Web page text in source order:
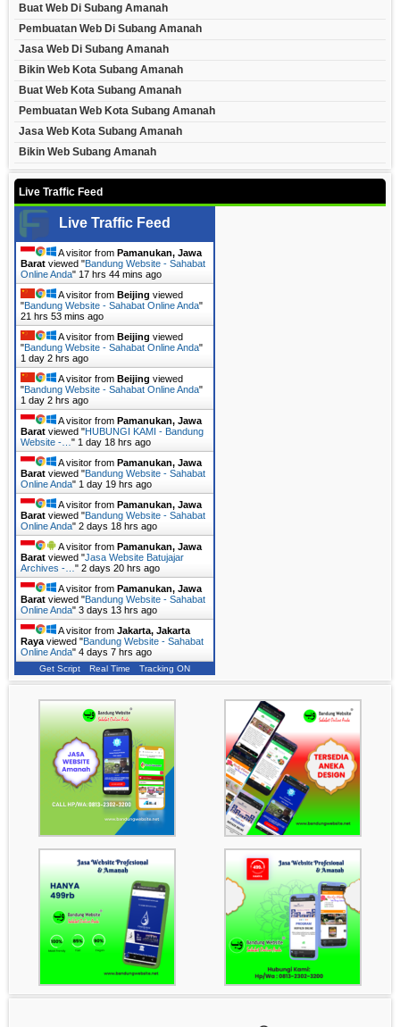
Buat Web Di Subang Amanah
Pembuatan Web Di Subang Amanah
Jasa Web Di Subang Amanah
Bikin Web Kota Subang Amanah
Buat Web Kota Subang Amanah
Pembuatan Web Kota Subang Amanah
Jasa Web Kota Subang Amanah
Bikin Web Subang Amanah
Live Traffic Feed
Live Traffic Feed
A visitor from Pamanukan, Jawa
Barat viewed "Bandung Website - Sahabat
Online Anda" 17 hrs 44 mins ago
A visitor from Beijing viewed
"Bandung Website - Sahabat Online Anda"
21 hrs 53 mins ago
A visitor from Beijing viewed
"Bandung Website - Sahabat Online Anda"
1 day 2 hrs ago
A visitor from Beijing viewed
"Bandung Website - Sahabat Online Anda"
1 day 2 hrs ago
A visitor from Pamanukan, Jawa
Barat viewed "HUBUNGI KAMI - Bandung
Website -… " 1 day 18 hrs ago
A visitor from Pamanukan, Jawa
Barat viewed "Bandung Website - Sahabat
Online Anda" 1 day 19 hrs ago
A visitor from Pamanukan, Jawa
Barat viewed "Bandung Website - Sahabat
Online Anda" 2 days 18 hrs ago
A visitor from Pamanukan, Jawa
Barat viewed "Jasa Website Batujajar
Archives -… " 2 days 20 hrs ago
A visitor from Pamanukan, Jawa
Barat viewed "Bandung Website - Sahabat
Online Anda" 3 days 13 hrs ago
A visitor from Jakarta, Jakarta
Raya viewed "Bandung Website - Sahabat
Online Anda" 4 days 7 hrs ago
Get Script Real Time Tracking ON